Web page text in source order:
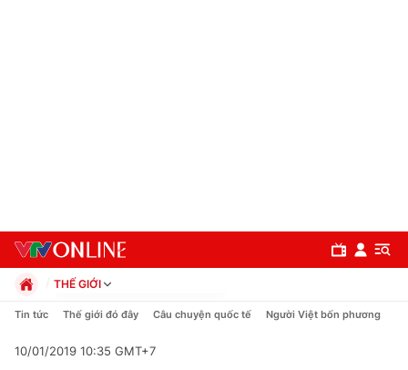
THẾ GIỚI
Chính trị
Pháp luật
Tin tức Thế giới đó đây Câu chuyện quốc tế Người Việt bốn phương
10/01/2019 10:35 GMT+7